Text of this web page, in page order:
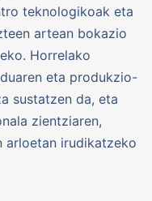
teknologikoak eta
artean bokazio
Horrelako
eta produkzio-
sustatzen da, eta
zientziaren,
arloetan irudikatzeko